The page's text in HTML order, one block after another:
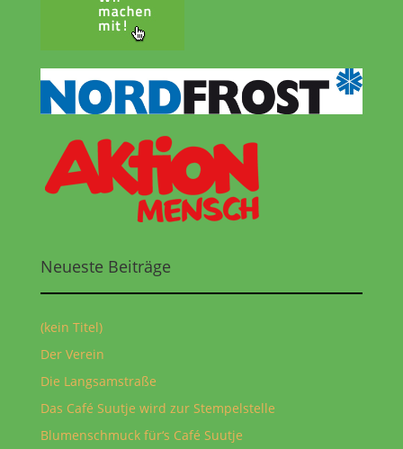
Neueste Beiträge
(kein Titel)
Der Verein
Die Langsamstraße
Das Café Suutje wird zur Stempelstelle
Blumenschmuck für‘s Café Suutje